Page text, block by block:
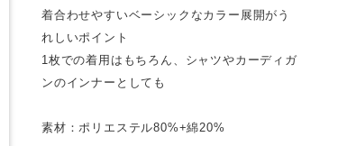
着合わせやすいベーシックなカラー展開がう
れしいポイント
1枚での着用はもちろん、シャツやカーディガ
ンのインナーとしても
素材：ポリエステル80%+綿20%